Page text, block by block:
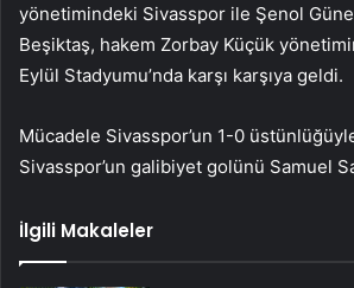
yönetimindeki Sivasspor ile Şenol
Beşiktaş, hakem Zorbay Küçük
Eylül Stadyumu’nda karşı karşıya geldi.
Mücadele Sivasspor’un 1-0
Sivasspor’un galibiyet golünü Samuel
İlgili Makaleler